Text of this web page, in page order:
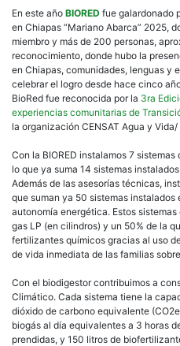
En este año BIORED fue galardonado
en Chiapas “Mariano Abarca” 2025,
miembro y más de 200 personas,
reconocimiento, donde hubo la
en Chiapas, comunidades, lenguas y
celebrar el logro desde hace cinco
BioRed fue reconocida por la 3ra
experiencias comunitarias de
la organización CENSAT Agua y
Con la BIORED instalamos 7
lo que ya suma 14 sistemas
Además de las asesorías técnicas,
que suman ya 50 sistemas
autonomía energética. Estos
gas LP (en cilindros) y un 50% de la
fertilizantes químicos gracias al uso
de vida inmediata de las familias
Con el biodigestor contribuimos a
Climático. Cada sistema tiene la
dióxido de carbono equivalente
biogás al día equivalentes a 3 horas
prendidas, y 150 litros de